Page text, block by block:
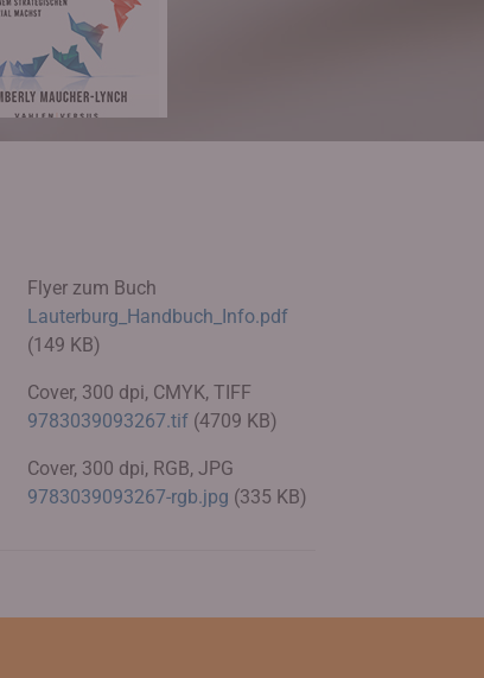
Flyer zum Buch
Lauterburg_Handbuch_Info.pdf
(149 KB)
Cover, 300 dpi, CMYK, TIFF
9783039093267.tif (4709 KB)
Cover, 300 dpi, RGB, JPG
9783039093267-rgb.jpg (335 KB)